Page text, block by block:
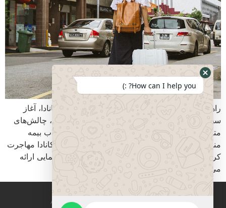
راهنمای جامع انتخاب پوشش مناسب مهاجرت به کانادا، آغاز
سفری جدید و پرهیجان است. اما در کنار این هیجان، چالش‌های
متعددی نیز وجود دارد که یکی از مهم‌ترین آنها، انتخاب بیمه
مناسب است. در این مقاله، به ایرانیانی که تازه به کانادا مهاجرت
کرده‌اند، در مورد انتخاب بیمه مناسب مهاجران راهنمایی ارائه
می‌دهیم. […]
All rights reserved mirzadegan immigration
How can I help you? :)